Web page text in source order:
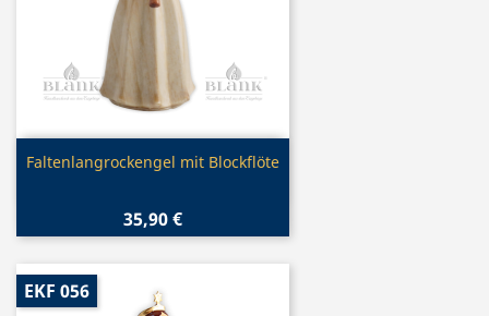
Vorschau
Faltenlangrockengel mit Blockflöte
35,90 €
EKF 056